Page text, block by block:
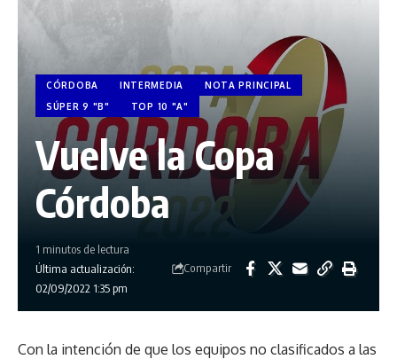
CÓRDOBA INTERMEDIA
NOTA PRINCIPAL
SÚPER 9 "B"
TOP 10 "A"
Vuelve la Copa
Córdoba
Última actualización:
02/09/2022 1:35 pm
1 minutos de lectura
Compartir
Con la intención de que los equipos no clasificados a las